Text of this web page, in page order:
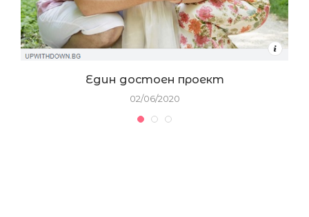
Един достоен проект
02/06/2020